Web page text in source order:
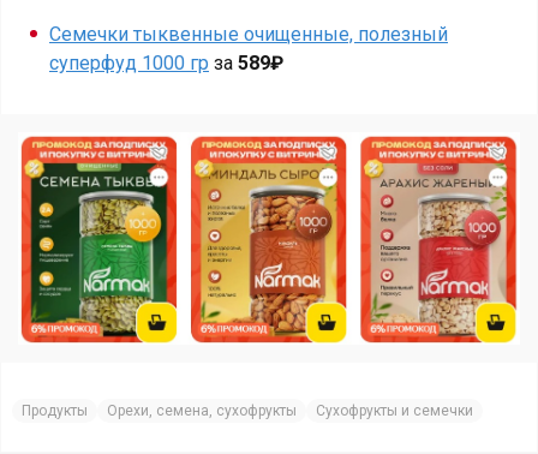
Семечки тыквенные очищенные, полезный
суперфуд 1000 гр за 589₽
Продукты Орехи, семена, сухофрукты Сухофрукты и семечки